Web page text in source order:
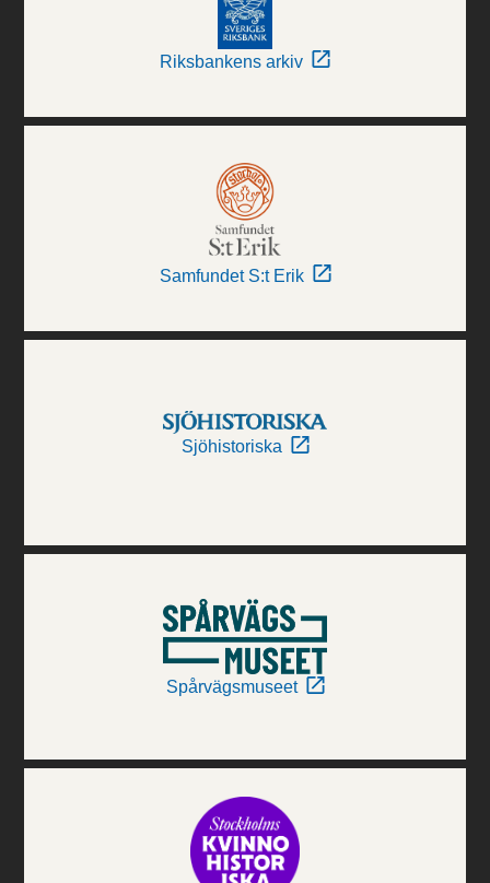
Riksbankens arkiv
Samfundet S:t Erik
Sjöhistoriska
Spårvägsmuseet